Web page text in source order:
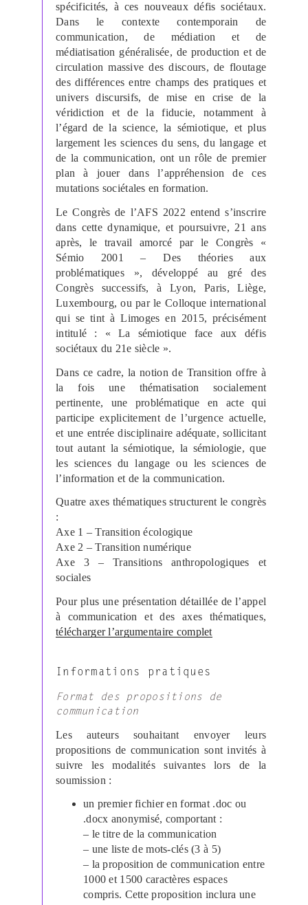
spécificités, à ces nouveaux défis sociétaux.
Dans le contexte contemporain de
communication, de médiation et de
médiatisation généralisée, de production et de
circulation massive des discours, de floutage
des différences entre champs des pratiques et
univers discursifs, de mise en crise de la
véridiction et de la fiducie, notamment à
l’égard de la science, la sémiotique, et plus
largement les sciences du sens, du langage et
de la communication, ont un rôle de premier
plan à jouer dans l’appréhension de ces
mutations sociétales en formation.
Le Congrès de l’AFS 2022 entend s’inscrire
dans cette dynamique, et poursuivre, 21 ans
après, le travail amorcé par le Congrès «
Sémio 2001 – Des théories aux
problématiques », développé au gré des
Congrès successifs, à Lyon, Paris, Liège,
Luxembourg, ou par le Colloque international
qui se tint à Limoges en 2015, précisément
intitulé : « La sémiotique face aux défis
sociétaux du 21e siècle ».
Dans ce cadre, la notion de Transition offre à
la fois une thématisation socialement
pertinente, une problématique en acte qui
participe explicitement de l’urgence actuelle,
et une entrée disciplinaire adéquate, sollicitant
tout autant la sémiotique, la sémiologie, que
les sciences du langage ou les sciences de
l’information et de la communication.
Quatre axes thématiques structurent le congrès
:
Axe 1 – Transition écologique
Axe 2 – Transition numérique
Axe 3 – Transitions anthropologiques et
sociales
Pour plus une présentation détaillée de l’appel
à communication et des axes thématiques,
télécharger l’argumentaire complet
Informations pratiques
Format des propositions de
communication
Les auteurs souhaitant envoyer leurs
propositions de communication sont invités à
suivre les modalités suivantes lors de la
soumission :
un premier fichier en format .doc ou
.docx anonymisé, comportant :
– le titre de la communication
– une liste de mots-clés (3 à 5)
– la proposition de communication entre
1000 et 1500 caractères espaces
compris. Cette proposition inclura une